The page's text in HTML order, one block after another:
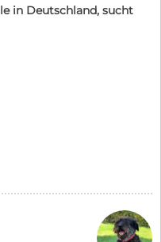
in Deutschland, sucht